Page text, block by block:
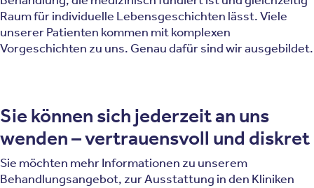
Raum für individuelle Lebensgeschichten lässt. Viele
unserer Patienten kommen mit komplexen
Vorgeschichten zu uns. Genau dafür sind wir ausgebildet.
Sie können sich jederzeit an uns
wenden – vertrauensvoll und diskret
Sie möchten mehr Informationen zu unserem
Behandlungsangebot, zur Ausstattung in den Kliniken